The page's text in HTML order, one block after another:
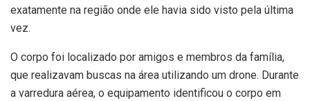
exatamente na região onde ele havia sido visto pela última
vez.
O corpo foi localizado por amigos e membros da família,
que realizavam buscas na área utilizando um drone. Durante
a varredura aérea, o equipamento identificou o corpo em